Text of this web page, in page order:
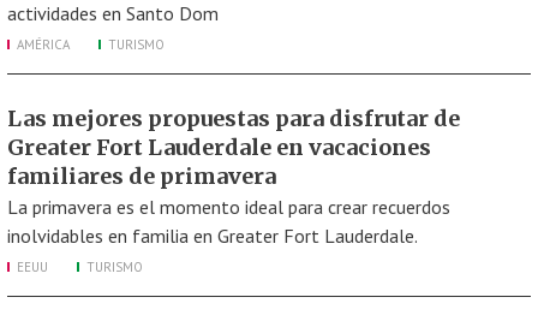
actividades en Santo Dom
AMÉRICA TURISMO
Las mejores propuestas para disfrutar de
Greater Fort Lauderdale en vacaciones
familiares de primavera
La primavera es el momento ideal para crear recuerdos
inolvidables en familia en Greater Fort Lauderdale.
EEUU TURISMO